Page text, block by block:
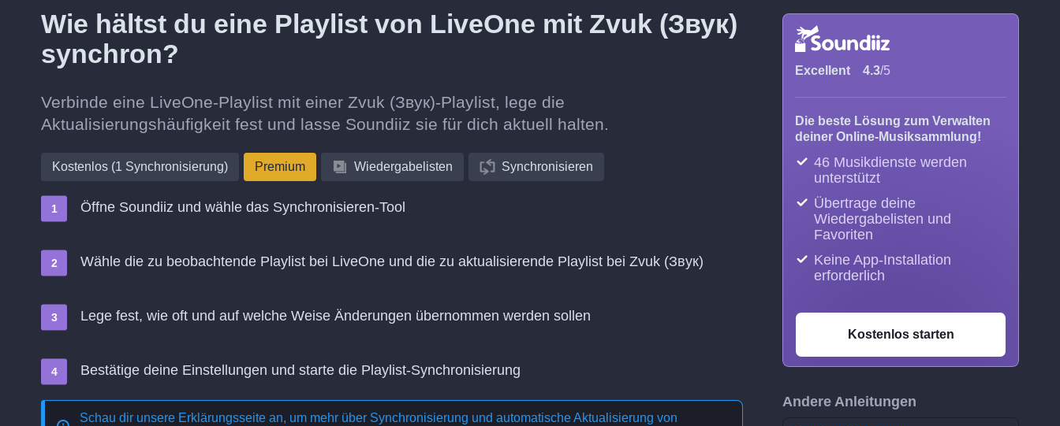
Wie hältst du eine Playlist von LiveOne mit Zvuk (Звук)
synchron?
Verbinde eine LiveOne-Playlist mit einer Zvuk (Звук)-Playlist, lege die
Aktualisierungshäufigkeit fest und lasse Soundiiz sie für dich aktuell halten.
Kostenlos (1 Synchronisierung) Premium Wiedergabelisten Synchronisieren
Öffne Soundiiz und wähle das Synchronisieren-Tool
Wähle die zu beobachtende Playlist bei LiveOne und die zu aktualisierende Playlist bei Zvuk (Звук)
Lege fest, wie oft und auf welche Weise Änderungen übernommen werden sollen
Bestätige deine Einstellungen und starte die Playlist-Synchronisierung
Schau dir unsere Erklärungsseite an, um mehr über Synchronisierung und automatische Aktualisierung von
Excellent 4.3/5
Die beste Lösung zum Verwalten
deiner Online-Musiksammlung!
46 Musikdienste werden
unterstützt
Übertrage deine
Wiedergabelisten und
Favoriten
Keine App-Installation
erforderlich
Kostenlos starten
Andere Anleitungen